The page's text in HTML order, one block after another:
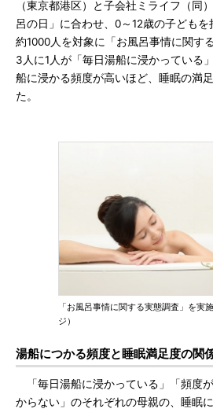
（東京都港区）と子会社ミライフ（同
呂の日」に合わせ、0～12歳の子ども
約1000人を対象に「お風呂事情に関す
3人に1人が「毎日湯船に浸かっている
船に浸かる頻度が高いほど、睡眠の満
た。
「お風呂事情に関する実態調査」を実
ジ）
湯船につかる頻度と睡眠満足度の関
「毎日湯船に浸かっている」「頻度
からない」のそれぞれの母親の、睡眠